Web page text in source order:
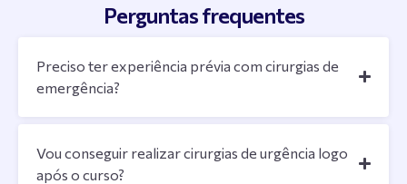
Perguntas frequentes
Preciso ter experiência prévia com cirurgias de
emergência?
Vou conseguir realizar cirurgias de urgência logo
após o curso?